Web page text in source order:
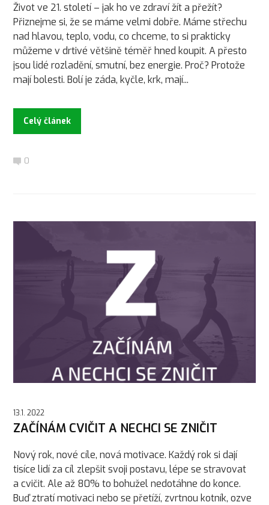
Život ve 21. století – jak ho ve zdraví žít a přežít?
Přiznejme si, že se máme velmi dobře. Máme střechu
nad hlavou, teplo, vodu, co chceme, to si prakticky
můžeme v drtivé většině téměř hned koupit. A přesto
jsou lidé rozladění, smutní, bez energie. Proč? Protože
mají bolesti. Bolí je záda, kyčle, krk, mají...
Celý článek
0
13.1. 2022
ZAČÍNÁM CVIČIT A NECHCI SE ZNIČIT
Nový rok, nové cíle, nová motivace. Každý rok si dají
tisíce lidí za cíl zlepšit svoji postavu, lépe se stravovat
a cvičit. Ale až 80% to bohužel nedotáhne do konce.
Buď ztratí motivaci nebo se přetíží, zvrtnou kotník, ozve